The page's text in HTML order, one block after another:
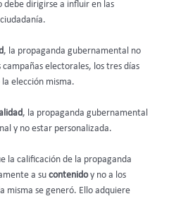
dirigirse a influir en las
, la propaganda gubernamental no
electorales, los tres días
elección misma.
, la propaganda gubernamental
y no estar personalizada.
la calificación de la propaganda
a su contenidoy no a los
misma se generó. Ello adquiere